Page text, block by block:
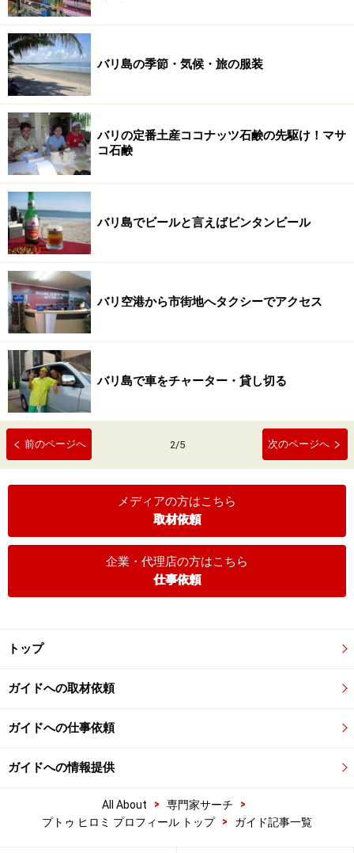
バリ島の季節・気候・旅の服装
バリの定番土産ココナッツ石鹸の先駆け！マサ
コ石鹸
バリ島でビールと言えばビンタンビール
バリ空港から市街地へタクシーでアクセス
バリ島で車をチャーター・貸し切る
前のページへ 2/5 次のページへ
メディアの方はこちら
取材依頼
企業・代理店の方はこちら
仕事依頼
トップ
ガイドへの取材依頼
ガイドへの仕事依頼
ガイドへの情報提供
All About > 専門家サーチ
>
プトゥ ヒロミ プロフィール トップ
> ガイド記事一覧